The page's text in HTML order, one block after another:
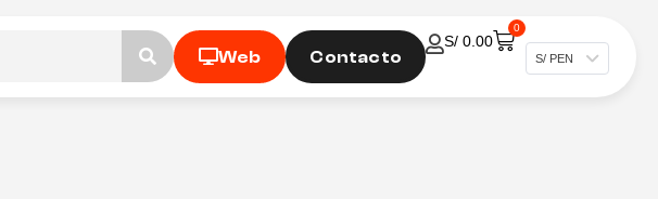
Web Contacto
S/ 0.00
0
S/ PEN